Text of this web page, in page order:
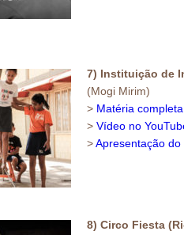
7) Instituição de
(Mogi Mirim)
> Matéria completa
> Vídeo no
>Apresentação do
8) Circo Fiesta